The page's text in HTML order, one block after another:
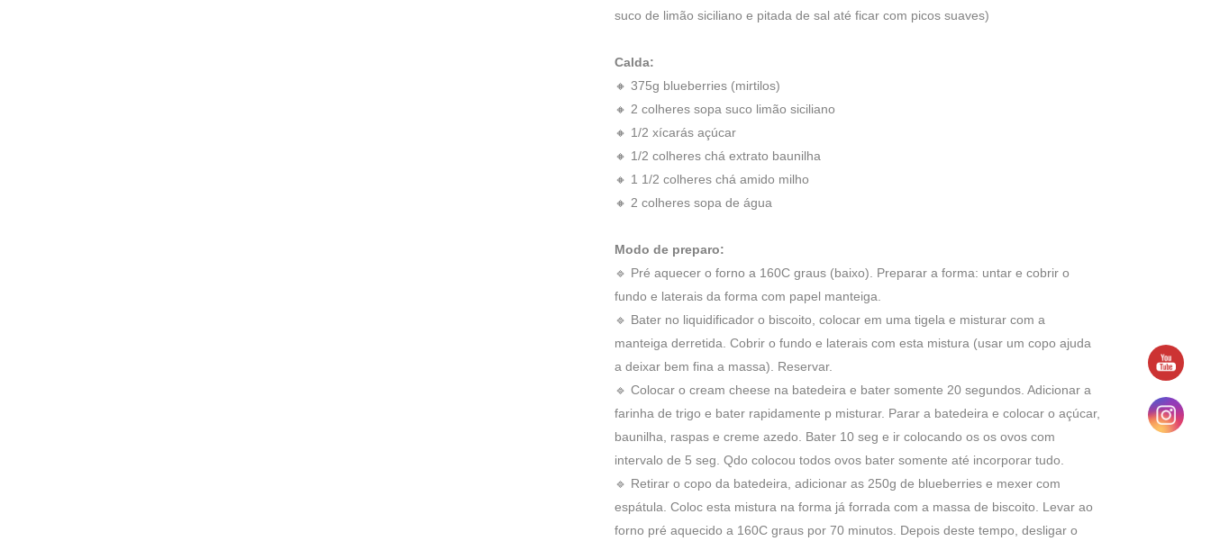
suco de limão siciliano e pitada de sal até ficar com picos suaves)
Calda:
🔸 375g blueberries (mirtilos)
🔸 2 colheres sopa suco limão siciliano
🔸 1/2 xícarás açúcar
🔸 1/2 colheres chá extrato baunilha
🔸 1 1/2 colheres chá amido milho
🔸 2 colheres sopa de água
Modo de preparo:
🔹 Pré aquecer o forno a 160C graus (baixo). Preparar a forma: untar e cobrir o
fundo e laterais da forma com papel manteiga.
🔹 Bater no liquidificador o biscoito, colocar em uma tigela e misturar com a
manteiga derretida. Cobrir o fundo e laterais com esta mistura (usar um copo ajuda
a deixar bem fina a massa). Reservar.
🔹 Colocar o cream cheese na batedeira e bater somente 20 segundos. Adicionar a
farinha de trigo e bater rapidamente p misturar. Parar a batedeira e colocar o açúcar,
baunilha, raspas e creme azedo. Bater 10 seg e ir colocando os os ovos com
intervalo de 5 seg. Qdo colocou todos ovos bater somente até incorporar tudo.
🔹 Retirar o copo da batedeira, adicionar as 250g de blueberries e mexer com
espátula. Coloc esta mistura na forma já forrada com a massa de biscoito. Levar ao
forno pré aquecido a 160C graus por 70 minutos. Depois deste tempo, desligar o